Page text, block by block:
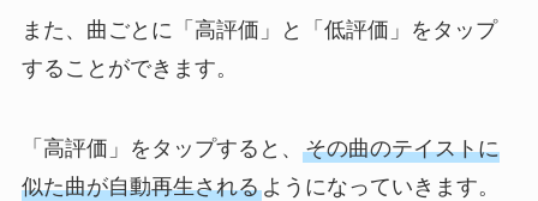
また、曲ごとに「高評価」と「低評価」をタップ
することができます。
「高評価」をタップすると、 その曲のテイストに
似た曲が自動再生されるようになっていきます。